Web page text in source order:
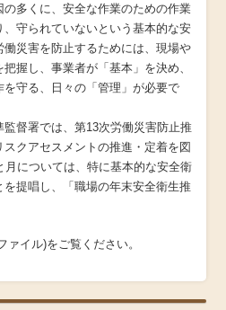
多くに、安全な作業のための作業
守られていないという基本的な安
災害を防止するためには、現場や
握し、事業者が「基本」を決め、
守る、日々の「管理」が必要で
督署では、第13次労働災害防止推
クアセスメントの推進・定着を図
月については、特に基本的な安全衛
提唱し、「職場の年末安全衛生推
イル)をご覧ください。